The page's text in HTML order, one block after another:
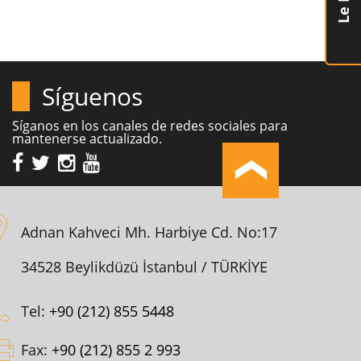
Síguenos
Síganos en los canales de redes sociales para
mantenerse actualizado.
Adnan Kahveci Mh. Harbiye Cd. No:17
34528 Beylikdüzü İstanbul / TÜRKİYE
Tel: +90 (212) 855 5448
Fax: +90 (212) 855 2 993